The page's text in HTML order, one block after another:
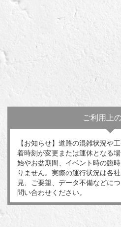
ご利用上
【お知らせ】道路の混雑状況や
着時刻が変更または運休となる
始やお盆期間、イベント時の臨
りません。実際の運行状況は各
見、ご要望、データ不備などにつ
問い合わせください。